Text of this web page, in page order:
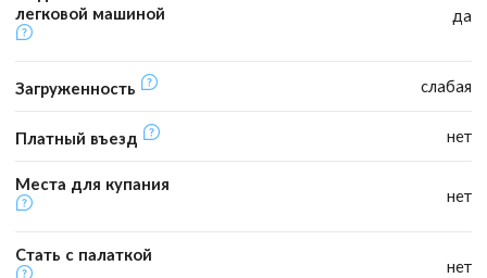
легковой машиной
да
Загруженность слабая
Платный въезд нет
Места для купания
нет
Стать с палаткой
нет